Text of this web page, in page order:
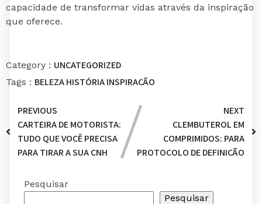
capacidade de transformar vidas através da inspiração
que oferece.
Category : UNCATEGORIZED
Tags : BELEZAHISTÓRIAINSPIRAÇÃO
PREVIOUS
CARTEIRA DE MOTORISTA:
TUDO QUE VOCÊ PRECISA
PARA TIRAR A SUA CNH
NEXT
CLEMBUTEROL EM
COMPRIMIDOS: PARA
PROTOCOLO DE DEFINIÇÃO
Pesquisar
Pesquisar